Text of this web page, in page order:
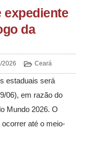
expediente
da
2026 Ceará
estaduais será
06), em razão do
Mundo 2026. O
até o meio-